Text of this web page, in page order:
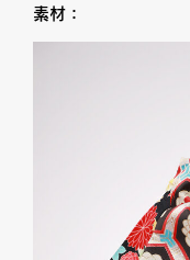
素材：